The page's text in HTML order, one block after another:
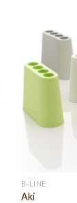
B-LINE
Aki